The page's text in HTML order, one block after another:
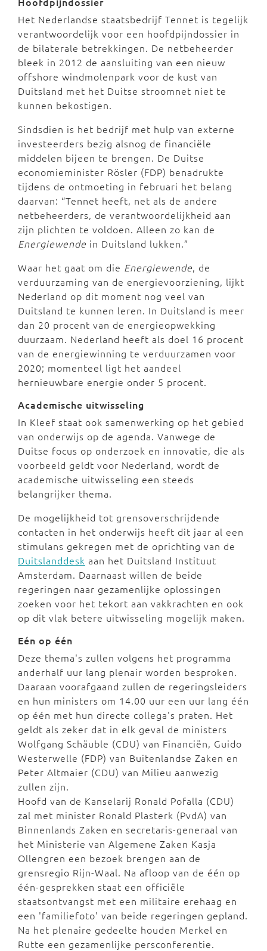
Het Nederlandse staatsbedrijf Tennet is tegelijk
verantwoordelijk voor een hoofdpijndossier in
de bilaterale betrekkingen. De netbeheerder
bleek in 2012 de aansluiting van een nieuw
offshore windmolenpark voor de kust van
Duitsland met het Duitse stroomnet niet te
kunnen bekostigen.
Sindsdien is het bedrijf met hulp van externe
investeerders bezig alsnog de financiële
middelen bijeen te brengen. De Duitse
economieminister Rösler (FDP) benadrukte
tijdens de ontmoeting in februari het belang
daarvan: “Tennet heeft, net als de andere
netbeheerders, de verantwoordelijkheid aan
zijn plichten te voldoen. Alleen zo kan de
Energiewende in Duitsland lukken.”
Waar het gaat om die Energiewende, de
verduurzaming van de energievoorziening, lijkt
Nederland op dit moment nog veel van
Duitsland te kunnen leren. In Duitsland is meer
dan 20 procent van de energieopwekking
duurzaam. Nederland heeft als doel 16 procent
van de energiewinning te verduurzamen voor
2020; momenteel ligt het aandeel
hernieuwbare energie onder 5 procent.
Academische uitwisseling
In Kleef staat ook samenwerking op het gebied
van onderwijs op de agenda. Vanwege de
Duitse focus op onderzoek en innovatie, die als
voorbeeld geldt voor Nederland, wordt de
academische uitwisseling een steeds
belangrijker thema.
De mogelijkheid tot grensoverschrijdende
contacten in het onderwijs heeft dit jaar al een
stimulans gekregen met de oprichting van de
Duitslanddesk aan het Duitsland Instituut
Amsterdam. Daarnaast willen de beide
regeringen naar gezamenlijke oplossingen
zoeken voor het tekort aan vakkrachten en ook
op dit vlak betere uitwisseling mogelijk maken.
Eén op één
Deze thema's zullen volgens het programma
anderhalf uur lang plenair worden besproken.
Daaraan voorafgaand zullen de regeringsleiders
en hun ministers om 14.00 uur een uur lang één
op één met hun directe collega's praten. Het
geldt als zeker dat in elk geval de ministers
Wolfgang Schäuble (CDU) van Financiën, Guido
Westerwelle (FDP) van Buitenlandse Zaken en
Peter Altmaier (CDU) van Milieu aanwezig
zullen zijn.
Hoofd van de Kanselarij Ronald Pofalla (CDU)
zal met minister Ronald Plasterk (PvdA) van
Binnenlands Zaken en secretaris-generaal van
het Ministerie van Algemene Zaken Kasja
Ollengren een bezoek brengen aan de
grensregio Rijn-Waal. Na afloop van de één op
één-gesprekken staat een officiële
staatsontvangst met een militaire erehaag en
een 'familiefoto' van beide regeringen gepland.
Na het plenaire gedeelte houden Merkel en
Rutte een gezamenlijke persconferentie.